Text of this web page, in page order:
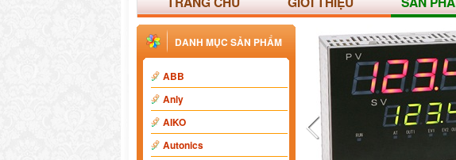
DANH MỤC SẢN PHẨM
ABB
Anly
AIKO
Autonics